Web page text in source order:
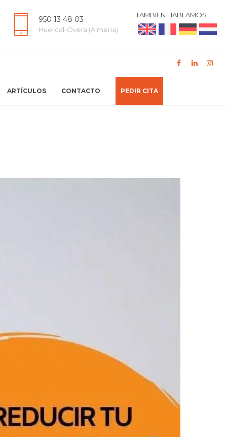
950 13 48 03
Huercal-Overa (Almeria)
TAMBIEN HABLAMOS
ARTÍCULOS CONTACTO PEDIR CITA